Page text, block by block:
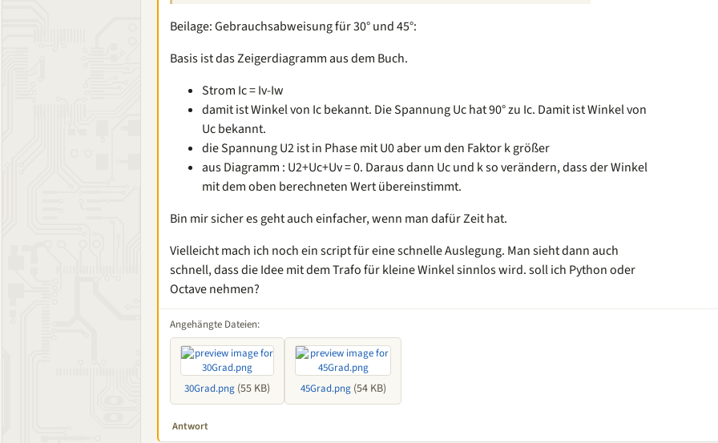
Beilage: Gebrauchsabweisung für 30° und 45°:
Basis ist das Zeigerdiagramm aus dem Buch.
Strom Ic = Iv-Iw
damit ist Winkel von Ic bekannt. Die Spannung Uc hat 90° zu Ic. Damit ist Winkel von
Uc bekannt.
die Spannung U2 ist in Phase mit U0 aber um den Faktor k größer
aus Diagramm : U2+Uc+Uv = 0. Daraus dann Uc und k so verändern, dass der Winkel
mit dem oben berechneten Wert übereinstimmt.
Bin mir sicher es geht auch einfacher, wenn man dafür Zeit hat.
Vielleicht mach ich noch ein script für eine schnelle Auslegung. Man sieht dann auch
schnell, dass die Idee mit dem Trafo für kleine Winkel sinnlos wird. soll ich Python oder
Octave nehmen?
Angehängte Dateien:
30Grad.png (55 KB) 45Grad.png(54 KB)
Antwort